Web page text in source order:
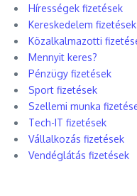
Hírességek fizetések
Kereskedelem fizetések
Közalkalmazotti
Mennyit keres?
Pénzügy fizetések
Sport fizetések
Szellemi munka
Tech-IT fizetések
Vállalkozás fizetések
Vendéglátás fizetések